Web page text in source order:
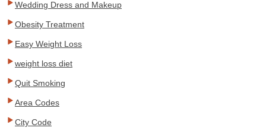
Wedding Dress and Makeup
Obesity Treatment
Easy Weight Loss
weight loss diet
Quit Smoking
Area Codes
City Code